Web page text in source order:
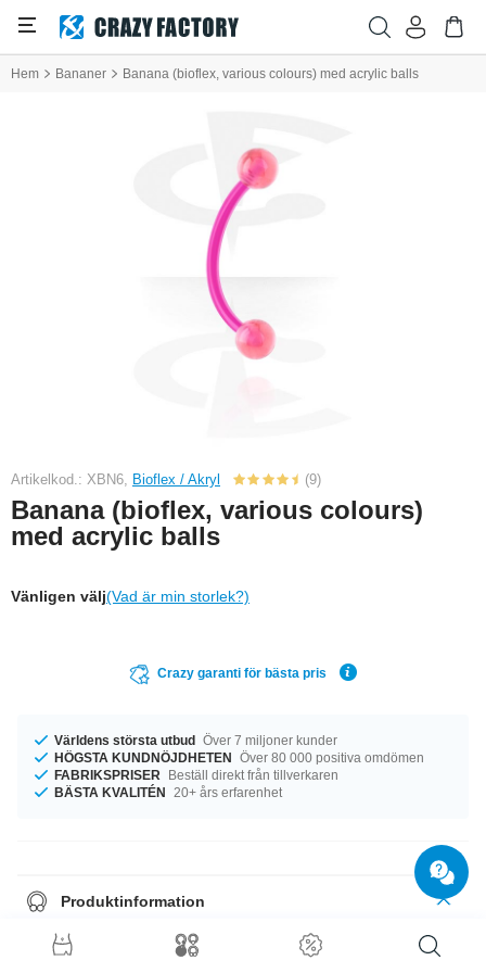
Hem Bananer Banana (bioflex, various colours) med acrylic balls
Artikelkod.: XBN6, Bioflex / Akryl (9)
Banana (bioflex, various colours)
med acrylic balls
Vänligen välj(Vad är min storlek?)
Crazy garanti för bästa pris
Världens största utbud Över 7 miljoner kunder
HÖGSTA KUNDNÖJDHETEN Över 80 000 positiva omdömen
FABRIKSPRISER
Beställ direkt från tillverkaren
BÄSTA KVALITÉN
20+ års erfarenhet
Produktinformation
Den här varan väntar på dig i tjocklekarna 1.2 mm and 1.6 mm. Oavsett
vilken storlek du behöver, har vi det du söker. Tillgänglig i längderna 14